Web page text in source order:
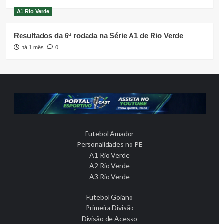
A1 Rio Verde
Resultados da 6ª rodada na Série A1 de Rio Verde
há 1 mês 0
Futebol Amador
Personalidades no PE
A1 Rio Verde
A2 Rio Verde
A3 Rio Verde
Futebol Goiano
Primeira Divisão
Divisão de Acesso